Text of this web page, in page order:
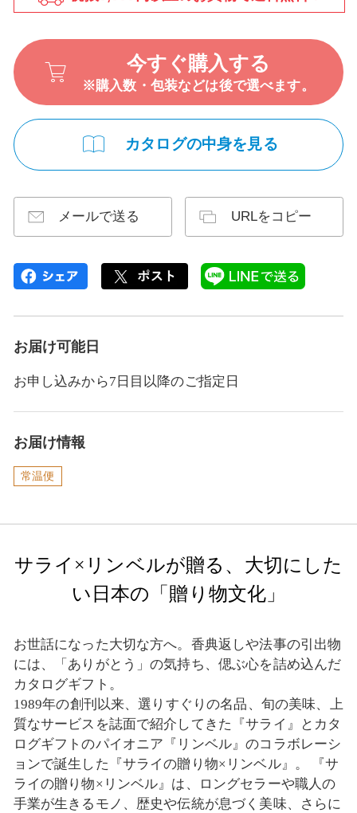
今すぐ購入する
※購入数・包装などは後で選べます。
カタログの中身を見る
メールで送る URLをコピー
お届け可能日
お申し込みから7日目以降のご指定日
お届け情報
常温便
サライ×リンベルが贈る、大切にした
い日本の「贈り物文化」
お世話になった大切な方へ。香典返しや法事の引出物
には、「ありがとう」の気持ち、偲ぶ心を詰め込んだ
カタログギフト。
1989年の創刊以来、選りすぐりの名品、旬の美味、上
質なサービスを誌面で紹介してきた『サライ』とカタ
ログギフトのパイオニア『リンベル』のコラボレーシ
ョンで誕生した『サライの贈り物×リンベル』。 『サ
ライの贈り物×リンベル』は、ロングセラーや職人の
手業が生きるモノ、歴史や伝統が息づく美味、さらに